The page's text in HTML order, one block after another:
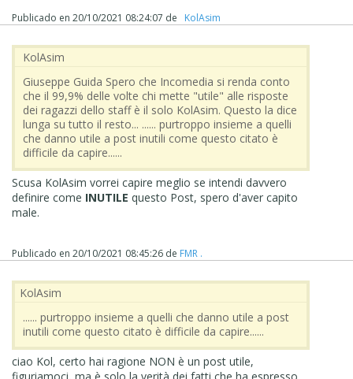
Publicado en 20/10/2021 08:24:07 de ‪ KolAsim ‪ ‪
‪ KolAsim ‪ ‪
Giuseppe Guida Spero che Incomedia si renda conto
che il 99,9% delle volte chi mette "utile" alle risposte
dei ragazzi dello staff è il solo KolAsim. Questo la dice
lunga su tutto il resto... ...... purtroppo insieme a quelli
che danno utile a post inutili come questo citato è
difficile da capire......
Scusa KolAsim vorrei capire meglio se intendi davvero
definire come INUTILE questo Post, spero d'aver capito
male.
Publicado en 20/10/2021 08:45:26 de FMR .
‪ KolAsim ‪ ‪
...... purtroppo insieme a quelli che danno utile a post
inutili come questo citato è difficile da capire......
ciao Kol, certo hai ragione NON è un post utile,